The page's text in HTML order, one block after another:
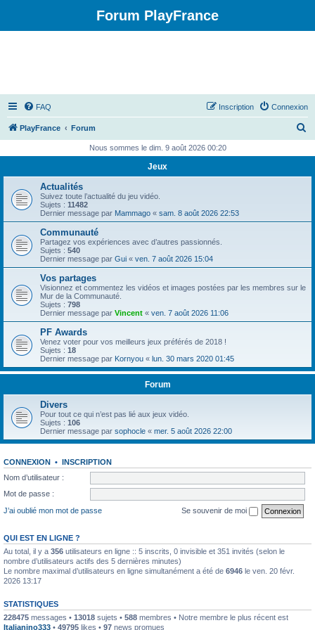
Forum PlayFrance
FAQ Connexion
Inscription
PlayFrance Forum
h
Nous sommes le dim. 9 août 2026 00:20
Jeux
Actualités
Suivez toute l’actualité du jeu vidéo.
Sujets : 11482
Dernier message par Mammago « sam. 8 août 2026 22:53
Communauté
Partagez vos expériences avec d’autres passionnés.
Sujets : 540
Dernier message par Gui « ven. 7 août 2026 15:04
Vos partages
Visionnez et commentez les vidéos et images postées par les membres sur le
Mur de la Communauté.
Sujets : 798
Dernier message par Vincent « ven. 7 août 2026 11:06
PF Awards
Venez voter pour vos meilleurs jeux préférés de 2018 !
Sujets : 18
Dernier message par Kornyou « lun. 30 mars 2020 01:45
Forum
Divers
Pour tout ce qui n’est pas lié aux jeux vidéo.
Sujets : 106
Dernier message par sophocle « mer. 5 août 2026 22:00
CONNEXION • INSCRIPTION
Nom d’utilisateur :
Mot de passe :
J’ai oublié mon mot de passe
Se souvenir de moi
QUI EST EN LIGNE ?
Au total, il y a 356 utilisateurs en ligne :: 5 inscrits, 0 invisible et 351 invités (selon le
nombre d’utilisateurs actifs des 5 dernières minutes)
Le nombre maximal d’utilisateurs en ligne simultanément a été de 6946 le ven. 20 févr.
2026 13:17
STATISTIQUES
228475 messages • 13018 sujets • 588 membres • Notre membre le plus récent est
Italianino333 • 49795 likes • 97 news promues